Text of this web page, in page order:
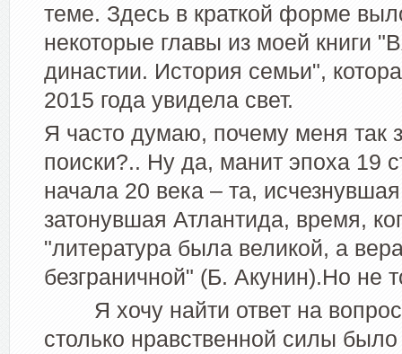
теме. Здесь в краткой форме
некоторые главы из моей книги
династии. История семьи",
2015 года увидела свет.
Я часто думаю, почему меня так
поиски?.. Ну да, манит эпоха 19
начала 20 века – та,
затонувшая Атлантида, время,
"литература была великой, а
безграничной" (Б. Акунин).Но не
Я хочу найти ответ на
столько нравственной силы было